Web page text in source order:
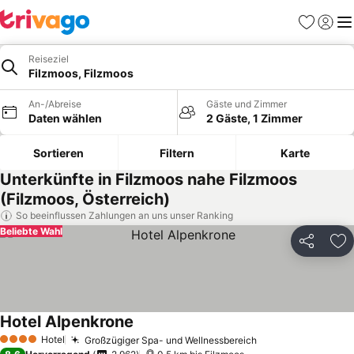
Favoriten
Reiseziel
Filzmoos, Filzmoos
An-/Abreise
Daten wählen
Gäste und Zimmer
2 Gäste, 1 Zimmer
Sortieren Filtern Karte
Unterkünfte in Filzmoos nahe Filzmoos
(Filzmoos, Österreich)
So beeinflussen Zahlungen an uns unser Ranking
Teilen
Beliebte Wahl
4 Sterne Hotel Großzügiger Spa- und WellnessbereichPreise sehen
Hotel Alpenkrone